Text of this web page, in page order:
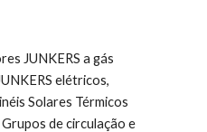
elétricos,
Solares Térmicos
Grupos de circulação e